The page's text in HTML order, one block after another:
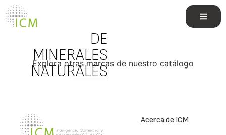
CONCENTRADO
DE
MINERALES
NATURALES
Explora otras marcas de nuestro catálogo
Acerca de ICM